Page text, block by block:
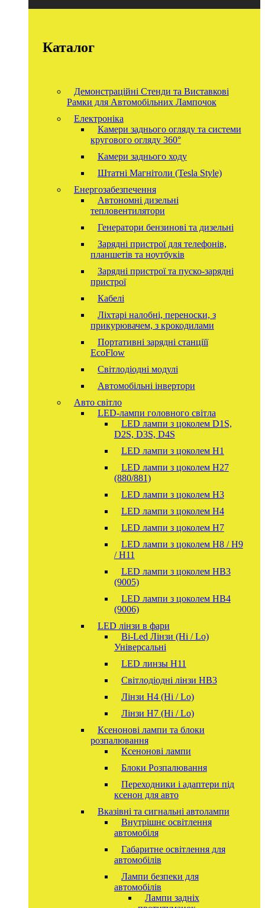
Каталог
Демонстраційні Стенди та Виставкові
Рамки для Автомобільних Лампочок
Електроніка
Камери заднього огляду та системи
кругового огляду 360°
Камери заднього ходу
Штатні Магнітоли (Tesla Style)
Енергозабезпечення
Автономні дизельні
тепловентилятори
Генератори бензинові та дизельні
Зарядні пристрої для телефонів,
планшетів та ноутбуків
Зарядні пристрої та пуско-зарядні
пристрої
Кабелі
Ліхтарі налобні, переноски, з
прикурювачем, з крокодилами
Портативні зарядні станціїї
EcoFlow
Світлодіодні модулі
Автомобільні інвертори
Авто світло
LED-лампи головного світла
LED лампи з цоколем D1S,
D2S, D3S, D4S
LED лампи з цоколем H1
LED лампи з цоколем H27
(880/881)
LED лампи з цоколем H3
LED лампи з цоколем H4
LED лампи з цоколем H7
LED лампи з цоколем H8 / H9
/ H11
LED лампи з цоколем HB3
(9005)
LED лампи з цоколем HB4
(9006)
LED лінзи в фари
Bi-Led Лінзи (Hi / Lo)
Універсальні
LED линзы H11
Світлодіодні лінзи HB3
Лінзи Н4 (Hi / Lo)
Лінзи Н7 (Hi / Lo)
Ксенонові лампи та блоки
розпалювання
Ксенонові лампи
Блоки Розпалювання
Переходники і адаптери під
ксенон для авто
Вказівні та сигнальні автолампи
Внутрішнє освітлення
автомобіля
Габаритне освітлення для
автомобілів
Лампи безпеки для
автомобілів
Лампи задніх